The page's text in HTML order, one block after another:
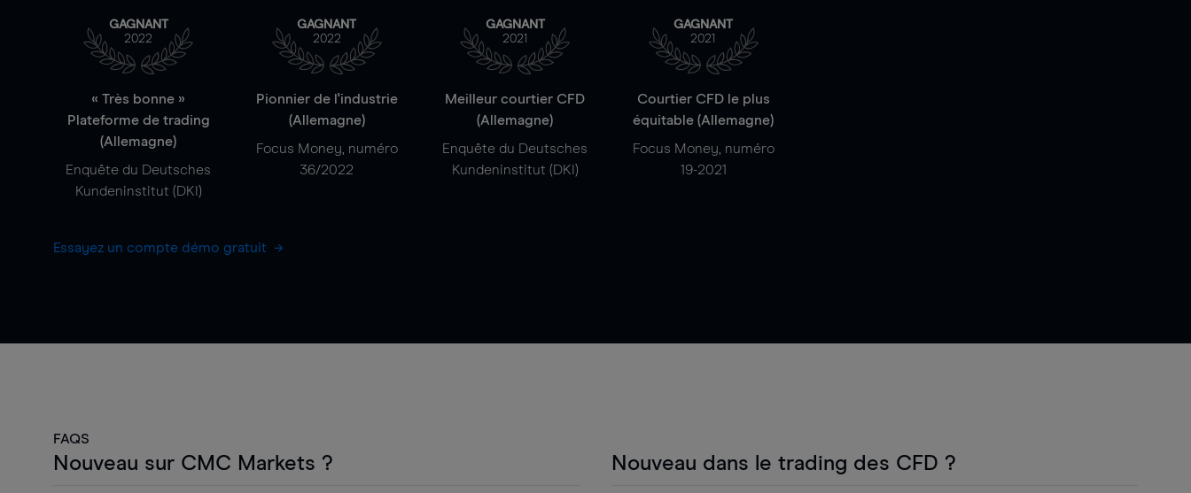
GAGNANT
2022
« Très bonne »
Plateforme de trading
(Allemagne)
Enquête du Deutsches
Kundeninstitut (DKI)
GAGNANT
2022
Pionnier de l'industrie
(Allemagne)
Focus Money, numéro
36/2022
GAGNANT
2021
Meilleur courtier CFD
(Allemagne)
Enquête du Deutsches
Kundeninstitut (DKI)
GAGNANT
2021
Courtier CFD le plus
équitable (Allemagne)
Focus Money, numéro
19-2021
Essayez un compte démo gratuit
FAQS
Nouveau sur CMC Markets ? Nouveau dans le trading des CFD ?